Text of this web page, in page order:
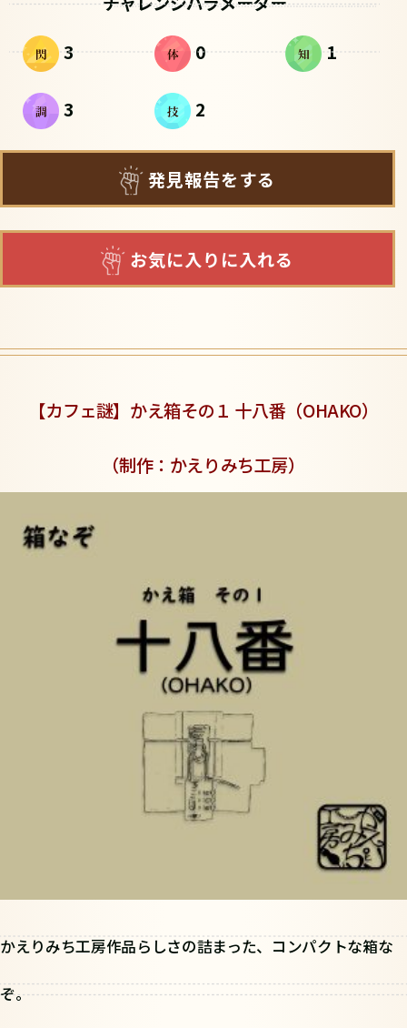
3
0 1
3 2
発見報告をする
お気に入りに入れる
【カフェ謎】かえ箱その１ 十八番（OHAKO）
（制作：かえりみち工房）
かえりみち工房作品らしさの詰まった、コンパクトな箱な
ぞ。